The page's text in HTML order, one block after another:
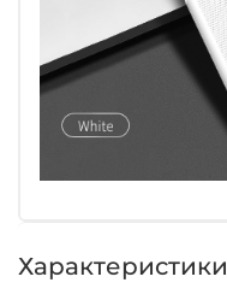
Характеристики